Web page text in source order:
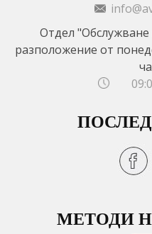
Отдел
разположение от
МЕТОДИ